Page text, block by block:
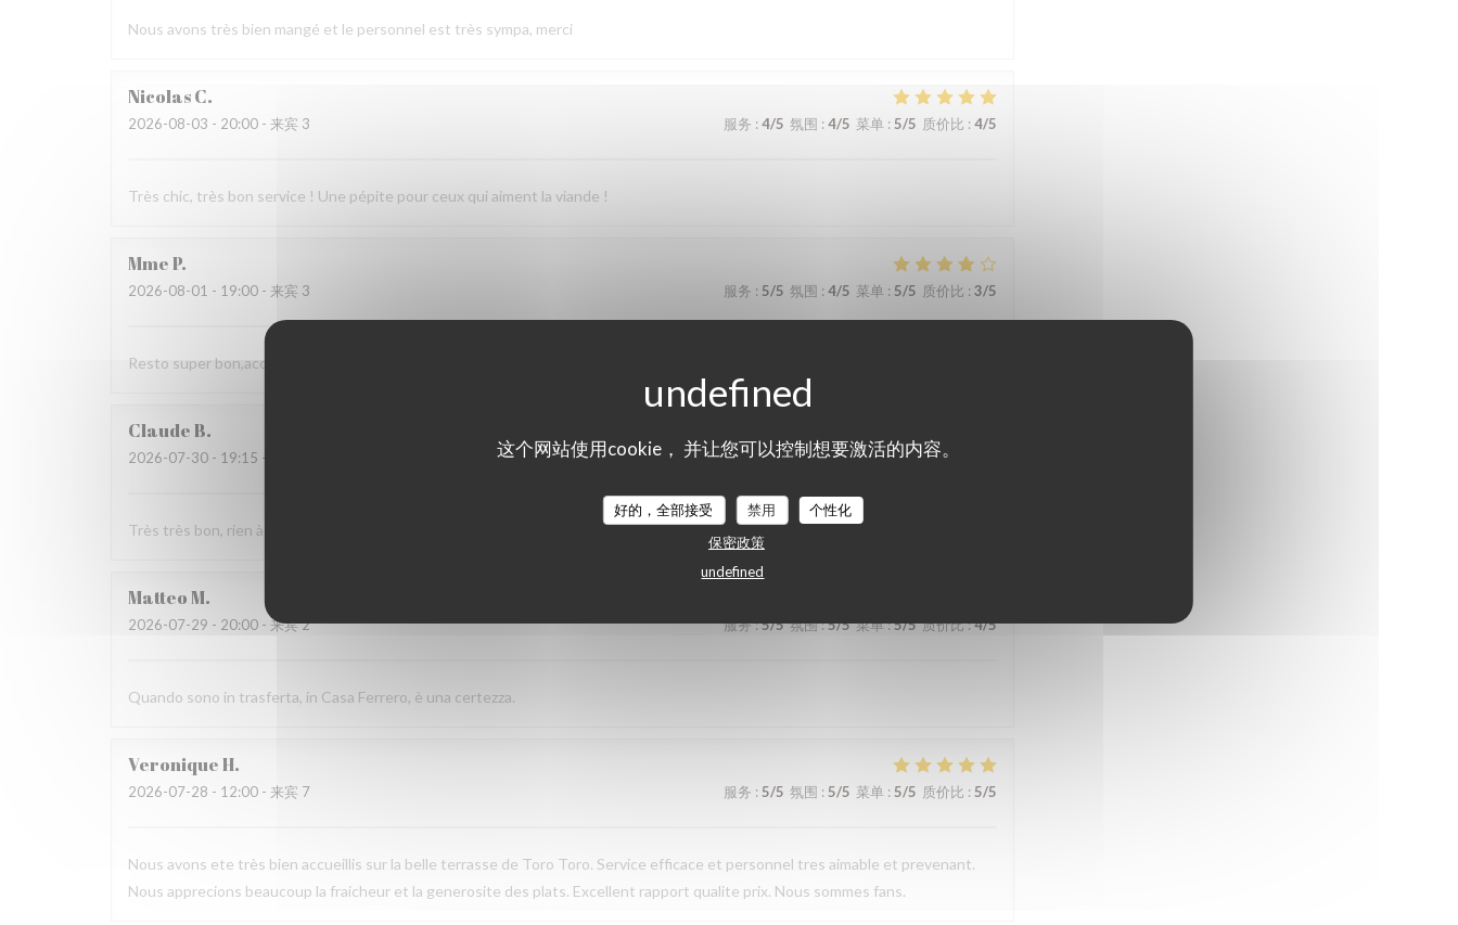
这个网站使用cookie， 并让您可以控制想要激活的内容。
好的，全部接受 禁用
个性化
保密政策
undefined
Nous avons très bien mangé et le personnel est très sympa, merci
NicolasC
2026-08-03 - 20:00 - 来宾 3 服务 : 4/5 氛围 : 4/5 菜单: 5/5 质价比 : 4/5
Très chic, très bon service ! Une pépite pour ceux qui aiment la viande !
MmeP
2026-08-01 - 19:00 - 来宾 3 服务 : 5/5 氛围 : 4/5 菜单 : 5/5 质价比 : 3/5
Resto super bon,accueil agréable, choix. Nous recommandons
ClaudeB
2026-07-30 - 19:15 - 来宾 2 服务: 4/5 氛围:5/5 菜单:5/5 质价比
Très très bon, rien à signaler je reviendrai…
MatteoM
2026-07-29 - 20:00 - 来宾 2 服务:5/5 氛围:5/5 菜单:5/5 质价比:4/5
Quando sono in trasferta, in Casa Ferrero, è una certezza.
VeroniqueH
2026-07-28 - 12:00 - 来宾 7 服务 : 5/5 氛围 : 5/5 菜单: 5/5 质价比 : 5/5
Nous avons ete très bien accueillis sur la belle terrasse de Toro Toro. Service efficace et personnel tres aimable et prevenant.
Nous apprecions beaucoup la fraicheur et la generosite des plats. Excellent rapport qualite prix. Nous sommes fans.